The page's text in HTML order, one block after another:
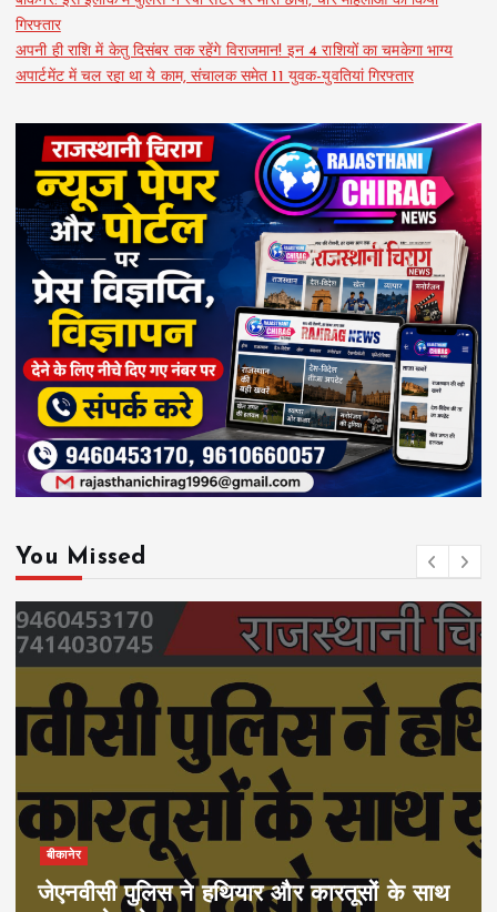
गिरफ्तार
अपनी ही राशि में केतु दिसंबर तक रहेंगे विराजमान! इन 4 राशियों का चमकेगा भाग्य
अपार्टमेंट में चल रहा था ये काम, संचालक समेत 11 युवक-युवतियां गिरफ्तार
You Missed
बीकानेर
जेएनवीसी पुलिस ने हथियार और कारतूसों के साथ